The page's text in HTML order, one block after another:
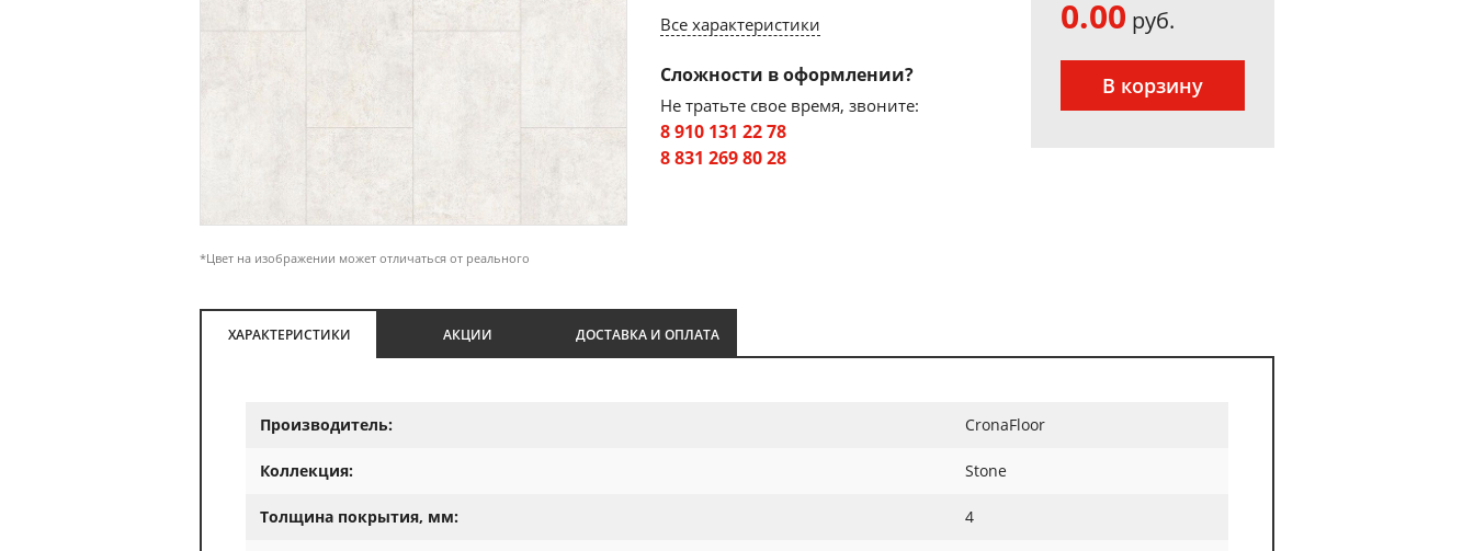
*Цвет на изображении может отличаться от реального
Все характеристики
Сложности в оформлении?
Не тратьте свое время, звоните:
8 910 131 22 78
8 831 269 80 28
0.00 руб.
В корзину
ХАРАКТЕРИСТИКИ АКЦИИ ДОСТАВКА И ОПЛАТА
Производитель: CronaFloor
Коллекция: Stone
Толщина покрытия, мм: 4